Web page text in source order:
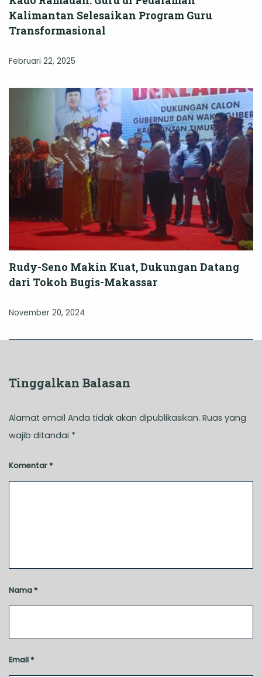
Kalimantan Selesaikan Program Guru
Transformasional
Februari 22, 2025
Rudy-Seno Makin Kuat, Dukungan Datang
dari Tokoh Bugis-Makassar
November 20, 2024
Tinggalkan Balasan
Alamat email Anda tidak akan dipublikasikan. Ruas yang
wajib ditandai *
Komentar *
Nama *
Email *